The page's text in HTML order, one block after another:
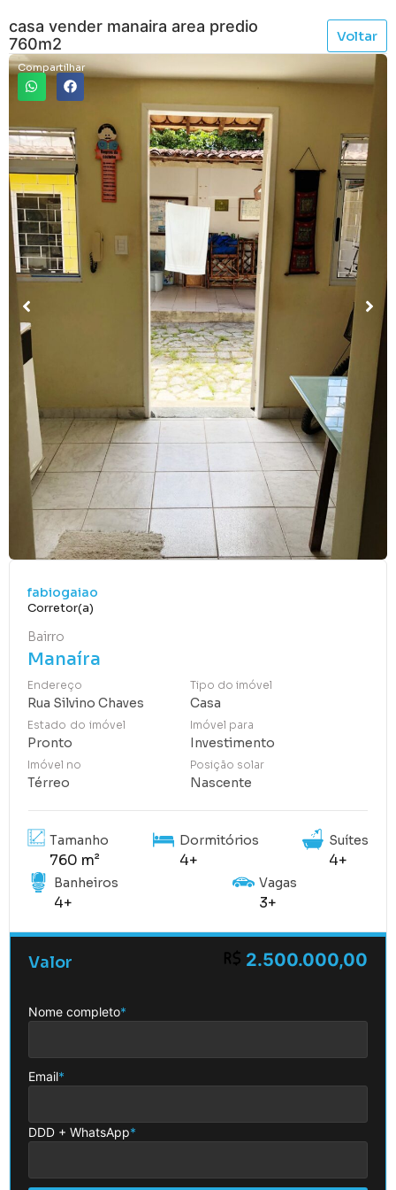
casa vender manaira area predio
760m2
Voltar
Compartilhar
fabiogaiao
Corretor(a)
Bairro
Manaíra
Endereço
Rua Silvino Chaves
Tipo do imóvel
Casa
Estado do imóvel
Pronto
Imóvel para
Investimento
Imóvel no
Térreo
Posição solar
Nascente
Tamanho
760 m²
Dormitórios
4+
Suítes
4+
Banheiros
4+
Vagas
3+
Valor 2.500.000,00
Nome completo*
Email*
DDD + WhatsApp*